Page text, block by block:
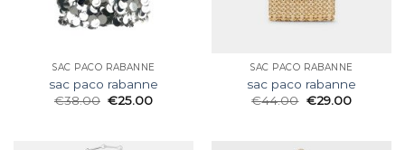
SAC PACO RABANNE
sac paco rabanne
€38.00 €25.00
SAC PACO RABANNE
sac paco rabanne
€44.00 €29.00